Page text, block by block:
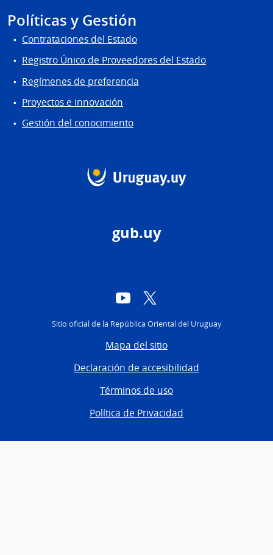
Políticas y Gestión
Contrataciones del Estado
Registro Único de Proveedores del Estado
Regímenes de preferencia
Proyectos e innovación
Gestión del conocimiento
gub.uy
YouTube
Sitio oficial de la República Oriental del Uruguay
Mapa del sitio
Declaración de accesibilidad
Términos de uso
Política de Privacidad